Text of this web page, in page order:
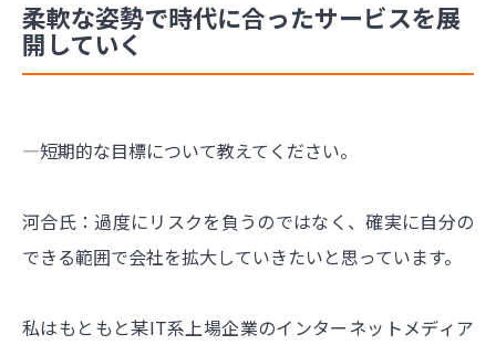
柔軟な姿勢で時代に合ったサービスを展
開していく
―短期的な目標について教えてください。
河合氏：過度にリスクを負うのではなく、確実に自分の
できる範囲で会社を拡大していきたいと思っています。
私はもともと某IT系上場企業のインターネットメディア